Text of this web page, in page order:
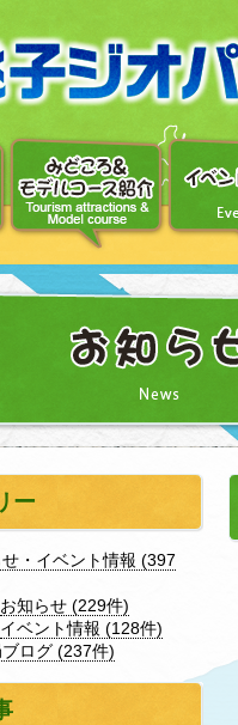
ー
・イベント情報 (397
お知らせ (229件)
イベント情報 (128件)
ログ (237件)